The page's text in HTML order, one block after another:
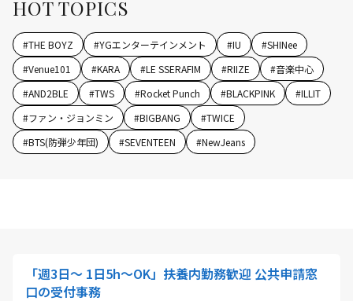
HOT TOPICS
#THE BOYZ #YGエンターテインメント #IU #SHINee
#Venue101 #KARA #LE SSERAFIM #RIIZE #音楽中心
#AND2BLE #TWS #Rocket Punch #BLACKPINK #ILLIT
#ファン・ジョンミン #BIGBANG #TWICE
#BTS(防弾少年団) #SEVENTEEN #NewJeans
「週3日～ 1日5h～OK」扶養内勤務歓迎 公共申請窓
口の受付事務